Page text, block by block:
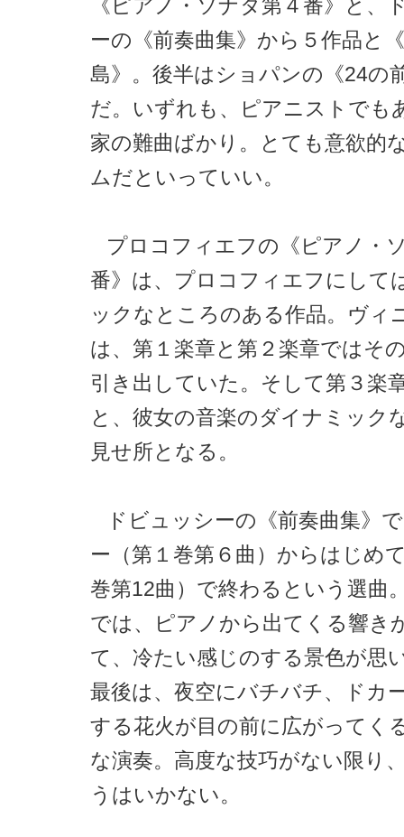
《ピアノ・ソナタ第４番》と、
ーの《前奏曲集》から５作品と
島》。後半はショパンの《24の
だ。いずれも、ピアニストでも
家の難曲ばかり。とても意欲的
ムだといっていい。
プロコフィエフの《ピアノ・
番》は、プロコフィエフにして
ックなところのある作品。ヴィ
は、第１楽章と第２楽章ではそ
引き出していた。そして第３楽
と、彼女の音楽のダイナミック
見せ所となる。
ドビュッシーの《前奏曲集》
ー（第１巻第６曲）からはじめ
巻第12曲）で終わるという選曲
では、ピアノから出てくる響き
て、冷たい感じのする景色が思
最後は、夜空にバチバチ、ドカ
する花火が目の前に広がってく
な演奏。高度な技巧がない限り
うはいかない。